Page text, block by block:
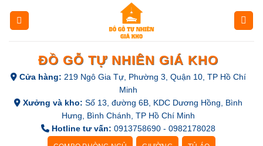
ĐỒ GỖ TỰ NHIÊN GIÁ KHO
Cửa hàng: 219 Ngô Gia Tự, Phường 3, Quận 10, TP Hồ Chí
Minh
Xưởng và kho: Số 13, đường 6B, KDC Dương Hồng, Bình
Hưng, Bình Chánh, TP Hồ Chí Minh
Hotline tư vấn: 0913758690 - 0982178028